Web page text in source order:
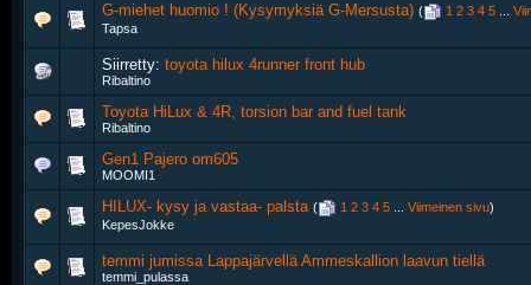
G-miehet huomio ! (Kysymyksiä G-Mersusta) ( 1 2 3 4 5
Tapsa
Siirretty: toyota hilux 4runner front hub
Ribaltino
Toyota HiLux & 4R, torsion bar and fuel tank
Ribaltino
Gen1 Pajero om605
MOOMI1
HILUX- kysy ja vastaa- palsta‎ ( 1 2 3 4 5 Viimeinen sivu)
KepesJokke
temmi jumissa Lappajärvellä Ammeskallion laavun tiellä
temmi_pulassa